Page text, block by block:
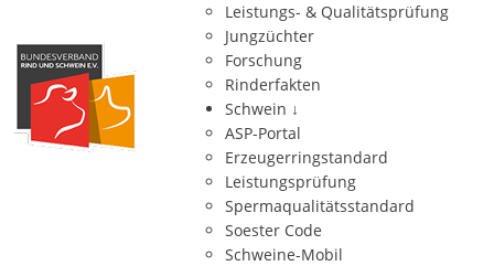
Leistungs- & Qualitätsprüfung
Jungzüchter
Forschung
Rinderfakten
Schwein ↓
ASP-Portal
Erzeugerringstandard
Leistungsprüfung
Spermaqualitätsstandard
Soester Code
Schweine-Mobil